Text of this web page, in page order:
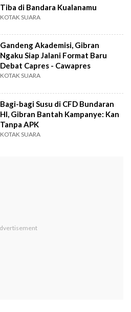
Tiba di Bandara Kualanamu
KOTAK SUARA
Gandeng Akademisi, Gibran
Ngaku Siap Jalani Format Baru
Debat Capres - Cawapres
KOTAK SUARA
Bagi-bagi Susu di CFD Bundaran
HI, Gibran Bantah Kampanye: Kan
Tanpa APK
KOTAK SUARA